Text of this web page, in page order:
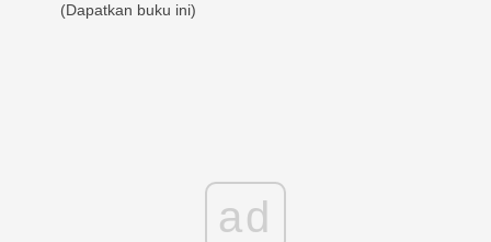
(Dapatkan buku ini)
ad